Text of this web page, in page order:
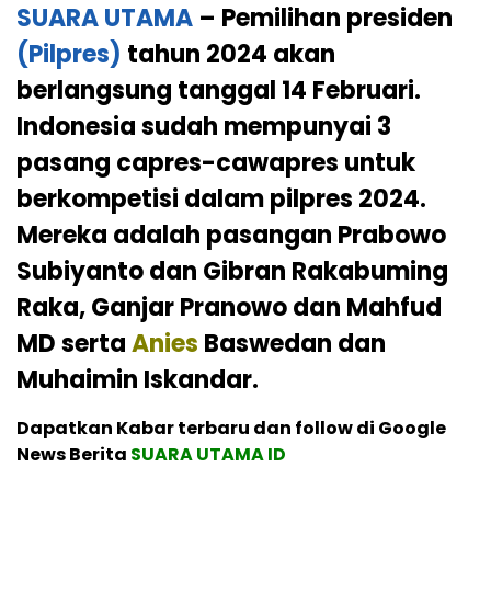
SUARA UTAMA – Pemilihan presiden
(Pilpres) tahun 2024 akan
berlangsung tanggal 14 Februari.
Indonesia sudah mempunyai 3
pasang capres-cawapres untuk
berkompetisi dalam pilpres 2024.
Mereka adalah pasangan Prabowo
Subiyanto dan Gibran Rakabuming
Raka, Ganjar Pranowo dan Mahfud
MD sertaAnies Baswedan dan
Muhaimin Iskandar.
Dapatkan Kabar terbaru dan follow di Google
News Berita SUARA UTAMA ID